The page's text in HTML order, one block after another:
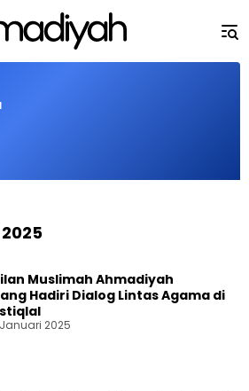
Muslimah Ahmadiyah
Hadiri Dialog Lintas Agama di
Januari 2025